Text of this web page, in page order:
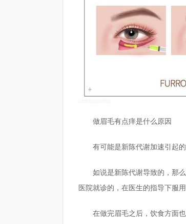
做眉毛有点痒是什么原因
有可能是新陈代谢加速引起
如说是新陈代谢导致的，那
医院就诊的，在医生的指导下服
在做完眉毛之后，饮食方面